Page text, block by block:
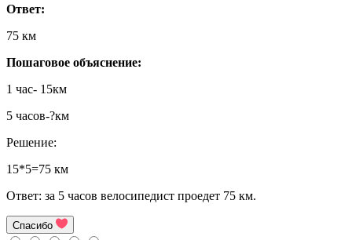
Ответ:
75 км
Пошаговое объяснение:
1 час- 15км
5 часов-?км
Решение:
15*5=75 км
Ответ: за 5 часов велосипедист проедет 75 км.
Спасибо